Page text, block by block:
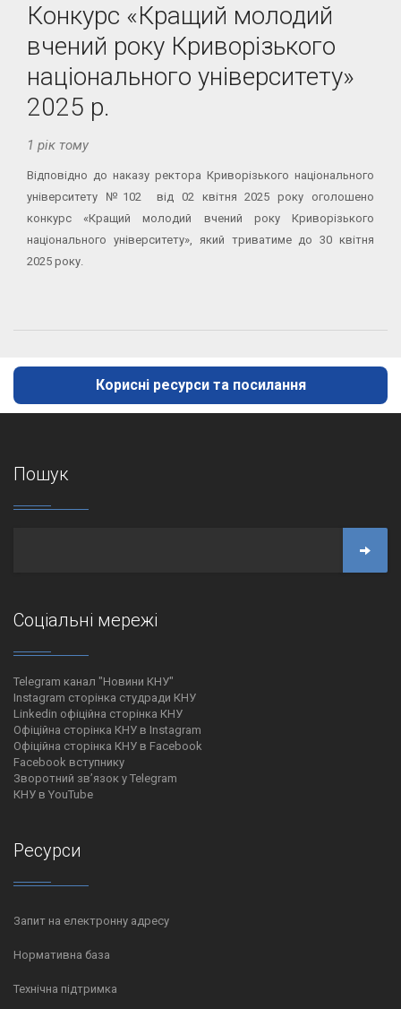
Конкурс «Кращий молодий
вчений року Криворізького
національного університету»
2025 р.
1 рік тому
Відповідно до наказу ректора Криворізького національного
університету №102 від 02 квітня 2025 року оголошено
конкурс «Кращий молодий вчений року Криворізького
національного університету», який триватиме до 30 квітня
2025 року.
Корисні ресурси та посилання
Пошук
Соціальні мережі
Telegram канал "Новини КНУ"
Instagram сторінка студради КНУ
Linkedin офіційна сторінка КНУ
Офіційна сторінка КНУ в Instagram
Офіційна сторінка КНУ в Facebook
Facebook вступнику
Зворотний зв’язок у Telegram
КНУ в YouTube
Ресурси
Запит на електронну адресу
Нормативна база
Технічна підтримка